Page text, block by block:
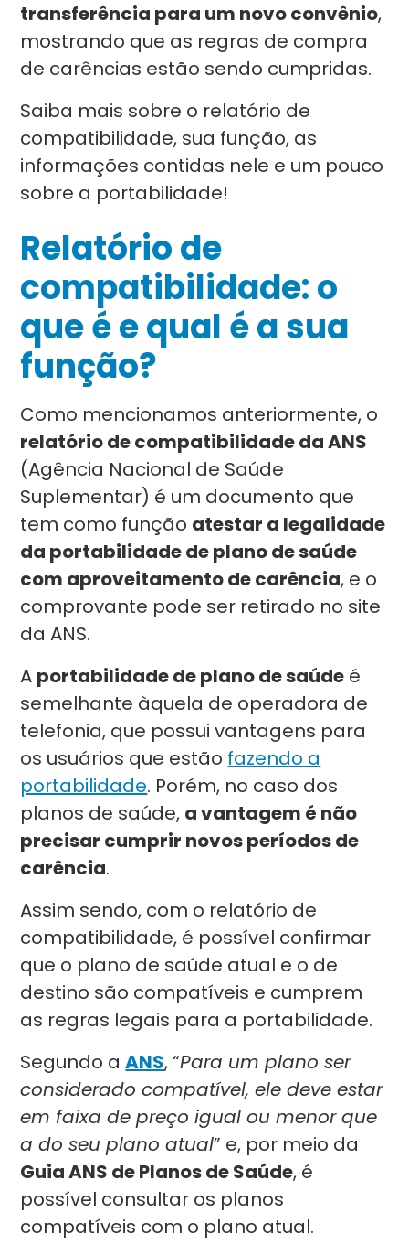
transferência para um novo convênio,
mostrando que as regras de compra
de carências estão sendo cumpridas.
Saiba mais sobre o relatório de
compatibilidade, sua função, as
informações contidas nele e um pouco
sobre a portabilidade!
Relatório de
compatibilidade: o
que é e qual é a sua
função?
Como mencionamos anteriormente, o
relatório de compatibilidade da ANS
(Agência Nacional de Saúde
Suplementar) é um documento que
tem como função atestar a legalidade
da portabilidade de plano de saúde
com aproveitamento de carência, e o
comprovante pode ser retirado no site
da ANS.
A portabilidade de plano de saúde é
semelhante àquela de operadora de
telefonia, que possui vantagens para
os usuários que estão fazendo a
portabilidade. Porém, no caso dos
planos de saúde, a vantagem é não
precisar cumprir novos períodos de
carência.
Assim sendo, com o relatório de
compatibilidade, é possível confirmar
que o plano de saúde atual e o de
destino são compatíveis e cumprem
as regras legais para a portabilidade.
Segundo aANS, “Para um plano ser
considerado compatível, ele deve estar
em faixa de preço igual ou menor que
a do seu plano atual” e, por meio da
Guia ANS de Planos de Saúde, é
possível consultar os planos
compatíveis com o plano atual.